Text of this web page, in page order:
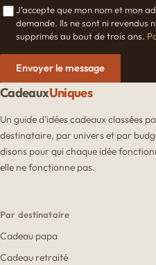
J’accepte que mon nom et mon
demande. Ils ne sont ni revendus
supprimés au bout de trois ans.
Envoyer le message
CadeauxUniques
Un guide d’idées cadeaux classées
destinataire, par univers et par
disons pour qui chaque idée
elle ne fonctionne pas.
Par destinataire
Cadeau papa
Cadeau retraité